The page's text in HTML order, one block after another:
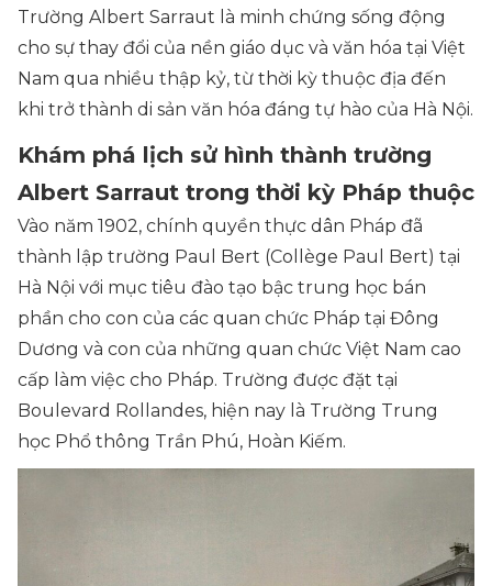
Trường Albert Sarraut là minh chứng sống động
cho sự thay đổi của nền giáo dục và văn hóa tại Việt
Nam qua nhiều thập kỷ, từ thời kỳ thuộc địa đến
khi trở thành di sản văn hóa đáng tự hào của Hà Nội.
Khám phá lịch sử hình thành trường
Albert Sarraut trong thời kỳ Pháp thuộc
Vào năm 1902, chính quyền thực dân Pháp đã
thành lập trường Paul Bert (Collège Paul Bert) tại
Hà Nội với mục tiêu đào tạo bậc trung học bán
phần cho con của các quan chức Pháp tại Đông
Dương và con của những quan chức Việt Nam cao
cấp làm việc cho Pháp. Trường được đặt tại
Boulevard Rollandes, hiện nay là Trường Trung
học Phổ thông Trần Phú, Hoàn Kiếm.